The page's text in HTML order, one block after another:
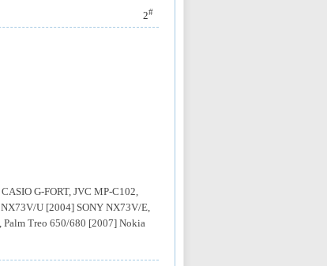
2#
G-FORT, JVC MP-C102,
U [2004] SONY NX73V/E,
Palm Treo 650/680 [2007] Nokia